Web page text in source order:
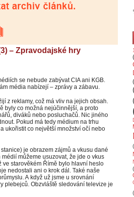
– Zpravodajské hry
se nebude zabývat CIA ani KGB.
média nabízejí – zprávy a zábavu.
z reklamy, což má vliv na jejich obsah.
byly co možná nejúčinnější, a proto
diváků nebo posluchačů. Nic jiného
Pokud má tedy médium na trhu
ukořistit co největší množství očí nebo
je obrazem zájmů a vkusu dané
můžeme usuzovat, že jde o vkus
starověkém Římě bylo hlavní heslo
nedostali ani o krok dál. Také naše
A když už jsme u srovnání
plebejců. Obzvláště sledování televize je